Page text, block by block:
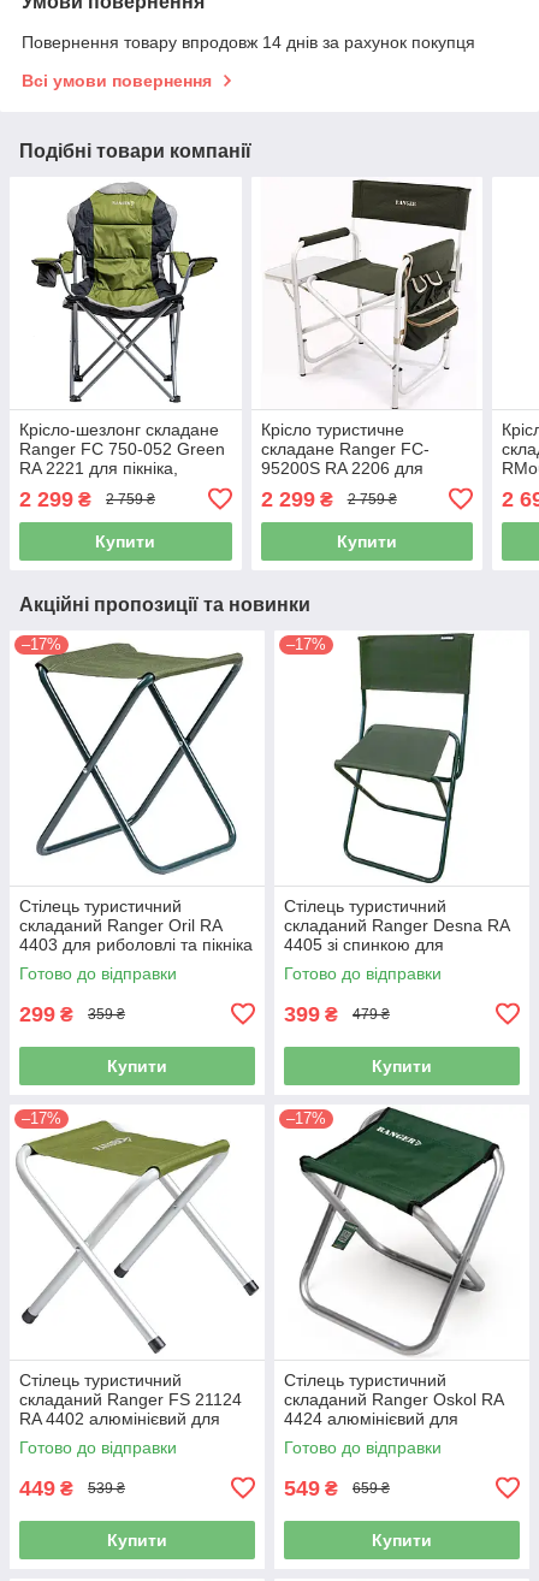
Повернення товару впродовж 14 днів за рахунок покупця
Всі умови повернення
Подібні товари компанії
Крісло-шезлонг складане
Ranger FC 750-052 Green
RA 2221 для пікніка,
риболовлі та відпочинку
2 299 ₴ 2 759 ₴
Купити
Крісло туристичне
складане Ranger FC-
95200S RA 2206 для
відпочинку
2 299₴ 2 759 ₴
Купити
2
Акційні пропозиції та новинки
–17%
Стілець туристичний
складаний Ranger Oril RA
4403 для риболовлі та пікніка
Готово до відправки
299 ₴ 359 ₴
Купити
–17%
Стілець туристичний
складаний Ranger Desna RA
4405 зі спинкою для
риболовлі та кемпінгу
Готово до відправки
399 ₴ 479 ₴
Купити
–17%
Стілець туристичний
складаний Ranger FS 21124
RA 4402 алюмінієвий для
риболовлі та пікніка
Готово до відправки
449 ₴ 539 ₴
Купити
–17%
Стілець туристичний
складаний Ranger Oskol RA
4424 алюмінієвий для
риболовлі та пікніка
Готово до відправки
549 ₴ 659 ₴
Купити